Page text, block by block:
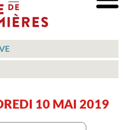
10 MAI 2019